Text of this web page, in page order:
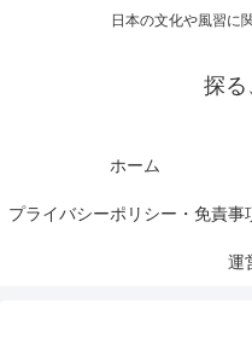
日本の文化や風習に
探る
ホーム
プライバシーポリシー・免責事
運